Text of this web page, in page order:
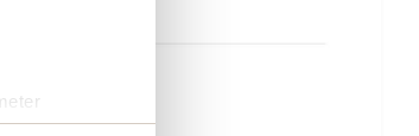
for Steg